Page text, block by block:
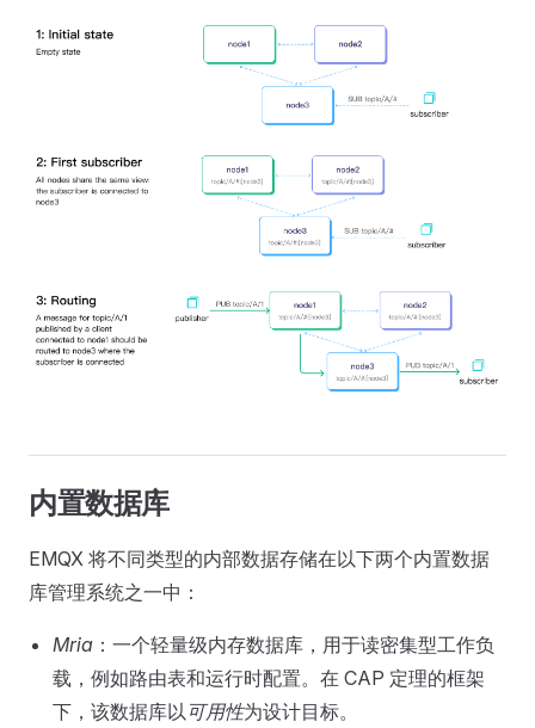
内置数据库
EMQX 将不同类型的内部数据存储在以下两个内置数据
库管理系统之一中：
Mria ：一个轻量级内存数据库，用于读密集型工作负
载，例如路由表和运行时配置。在 CAP 定理的框架
下，该数据库以 可用性为设计目标。